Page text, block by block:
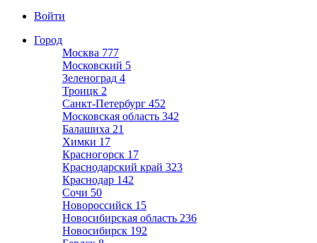
Войти
Город
Москва 777
Московский 5
Зеленоград 4
Троицк 2
Санкт-Петербург 452
Московская область 342
Балашиха 21
Химки 17
Красногорск 17
Краснодарский край 323
Краснодар 142
Сочи 50
Новороссийск 15
Новосибирская область 236
Новосибирск 192